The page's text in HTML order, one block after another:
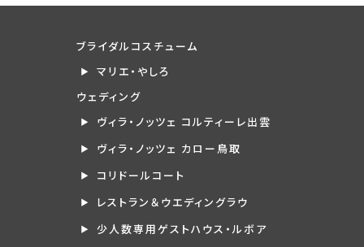
ブライダルコスチューム
マリエ・やしろ
ウェディング
ヴィラ・ノッツェ コルティーレ出雲
ヴィラ・ノッツェ カロー鳥取
コリドールコート
レストラン＆ウエディングラウ
少人数専用ゲストハウス・ルボア